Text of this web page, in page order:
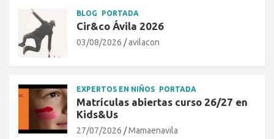
BLOG PORTADA
Cir&co Ávila 2026
03/08/2026 avilacon
EXPERTOS EN NIÑOS PORTADA
Matrículas abiertas curso 26/27 en
Kids&Us
27/07/2026 Mamaenavila